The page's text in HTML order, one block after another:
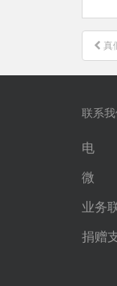
文
章
导
真
联系我
电
微
业务
捐赠